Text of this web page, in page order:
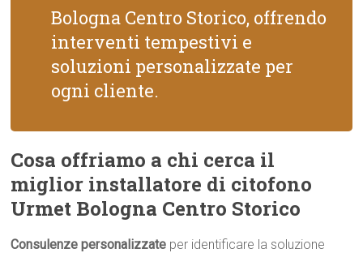
Bologna Centro Storico, offrendo
interventi tempestivi e
soluzioni personalizzate per
ogni cliente.
Cosa offriamo a chi cerca il
miglior installatore di citofono
Urmet Bologna Centro Storico
Consulenze personalizzate per identificare la soluzione